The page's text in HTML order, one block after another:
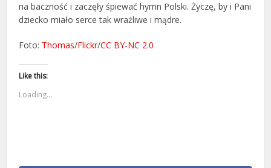
na baczność i zaczęły śpiewać hymn Polski. Życzę, by i Pani
dziecko miało serce tak wrażliwe i mądre.
Foto: Thomas/Flickr/CC BY-NC 2.0
Like this:
Loading...